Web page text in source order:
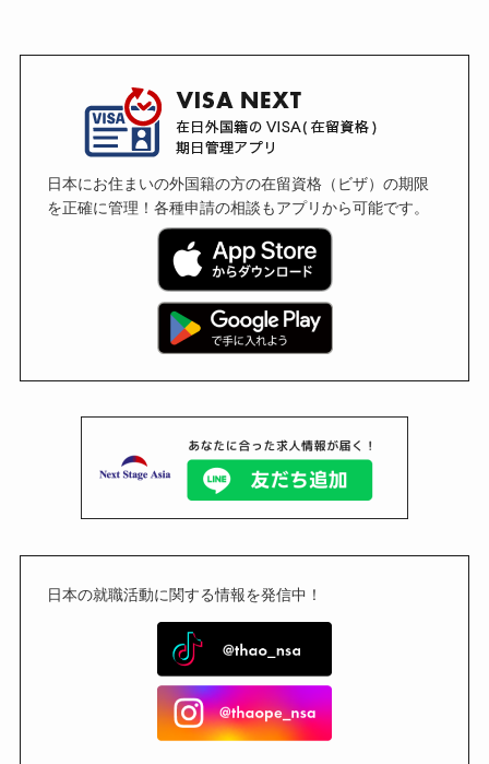
日本にお住まいの外国籍の方の在留資格（ビザ）の期限
を正確に管理！各種申請の相談もアプリから可能です。
日本の就職活動に関する情報を発信中！